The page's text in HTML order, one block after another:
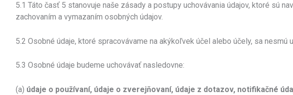
5.1 Táto časť 5 stanovuje naše zásady a postupy uchovávania údajov, ktoré sú
zachovaním a vymazaním osobných údajov.
5.2 Osobné údaje, ktoré spracovávame na akýkoľvek účel alebo účely, sa
5.3 Osobné údaje budeme uchovávať nasledovne:
(a) údaje o používaní, údaje o zverejňovaní, údaje z dotazov, notifikačné